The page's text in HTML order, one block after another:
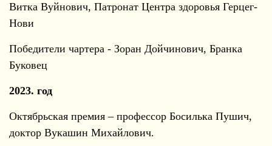
Витка Вуйнович, Патронат Центра здоровья Герцег-
Нови
Победители чартера - Зоран Дойчинович, Бранка
Буковец
2023. год
Октябрьская премия – профессор Босилька Пушич,
доктор Вукашин Михайлович.